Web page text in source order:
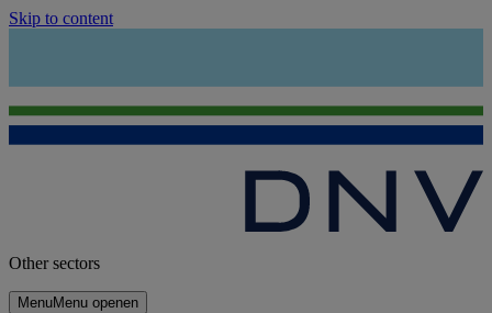
Skip to content
Other sectors
MenuMenu openen